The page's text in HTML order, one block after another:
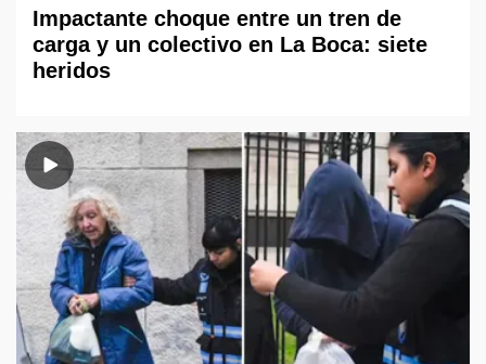
Impactante choque entre un tren de
carga y un colectivo en La Boca: siete
heridos